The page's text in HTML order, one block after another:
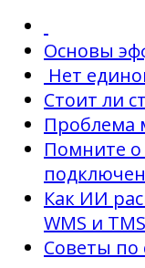
Основы
Нет
Стоит ли
Проблема
Помните о
Как ИИ
WMS и TMS
Советы по